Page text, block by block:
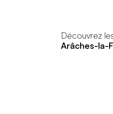
Découvrez
Arâches-la-